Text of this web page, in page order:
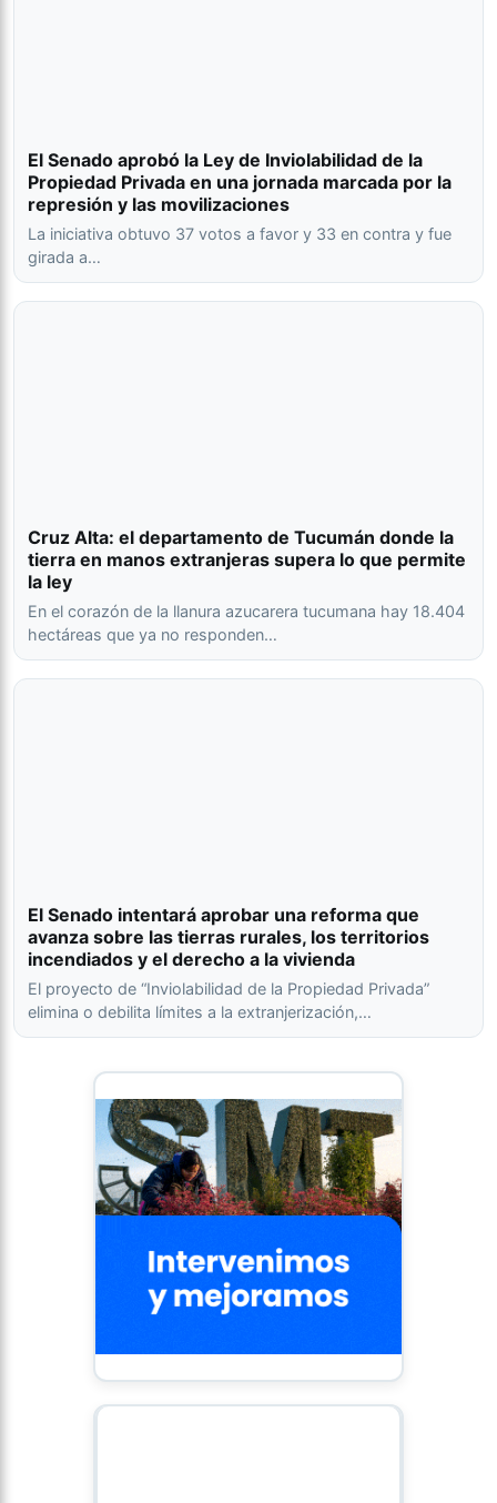
El Senado aprobó la Ley de Inviolabilidad de la
Propiedad Privada en una jornada marcada por la
represión y las movilizaciones
La iniciativa obtuvo 37 votos a favor y 33 en contra y fue
girada a…
Cruz Alta: el departamento de Tucumán donde la
tierra en manos extranjeras supera lo que permite
la ley
En el corazón de la llanura azucarera tucumana hay 18.404
hectáreas que ya no responden…
El Senado intentará aprobar una reforma que
avanza sobre las tierras rurales, los territorios
incendiados y el derecho a la vivienda
El proyecto de “Inviolabilidad de la Propiedad Privada”
elimina o debilita límites a la extranjerización,…